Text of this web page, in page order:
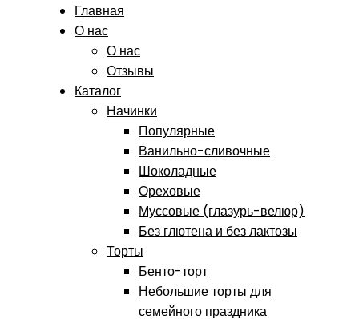
Главная
О нас
О нас
Отзывы
Каталог
Начинки
Популярные
Ванильно-сливочные
Шоколадные
Ореховые
Муссовые (глазурь-велюр)
Без глютена и без лактозы
Торты
Бенто-торт
Небольшие торты для
семейного праздника